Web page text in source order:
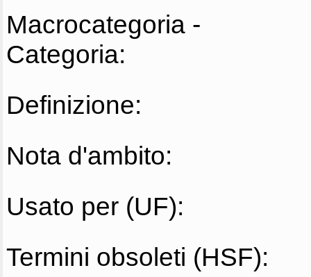
Macrocategoria -
Categoria:
Definizione:
Nota d'ambito:
Usato per (UF):
Termini obsoleti (HSF):